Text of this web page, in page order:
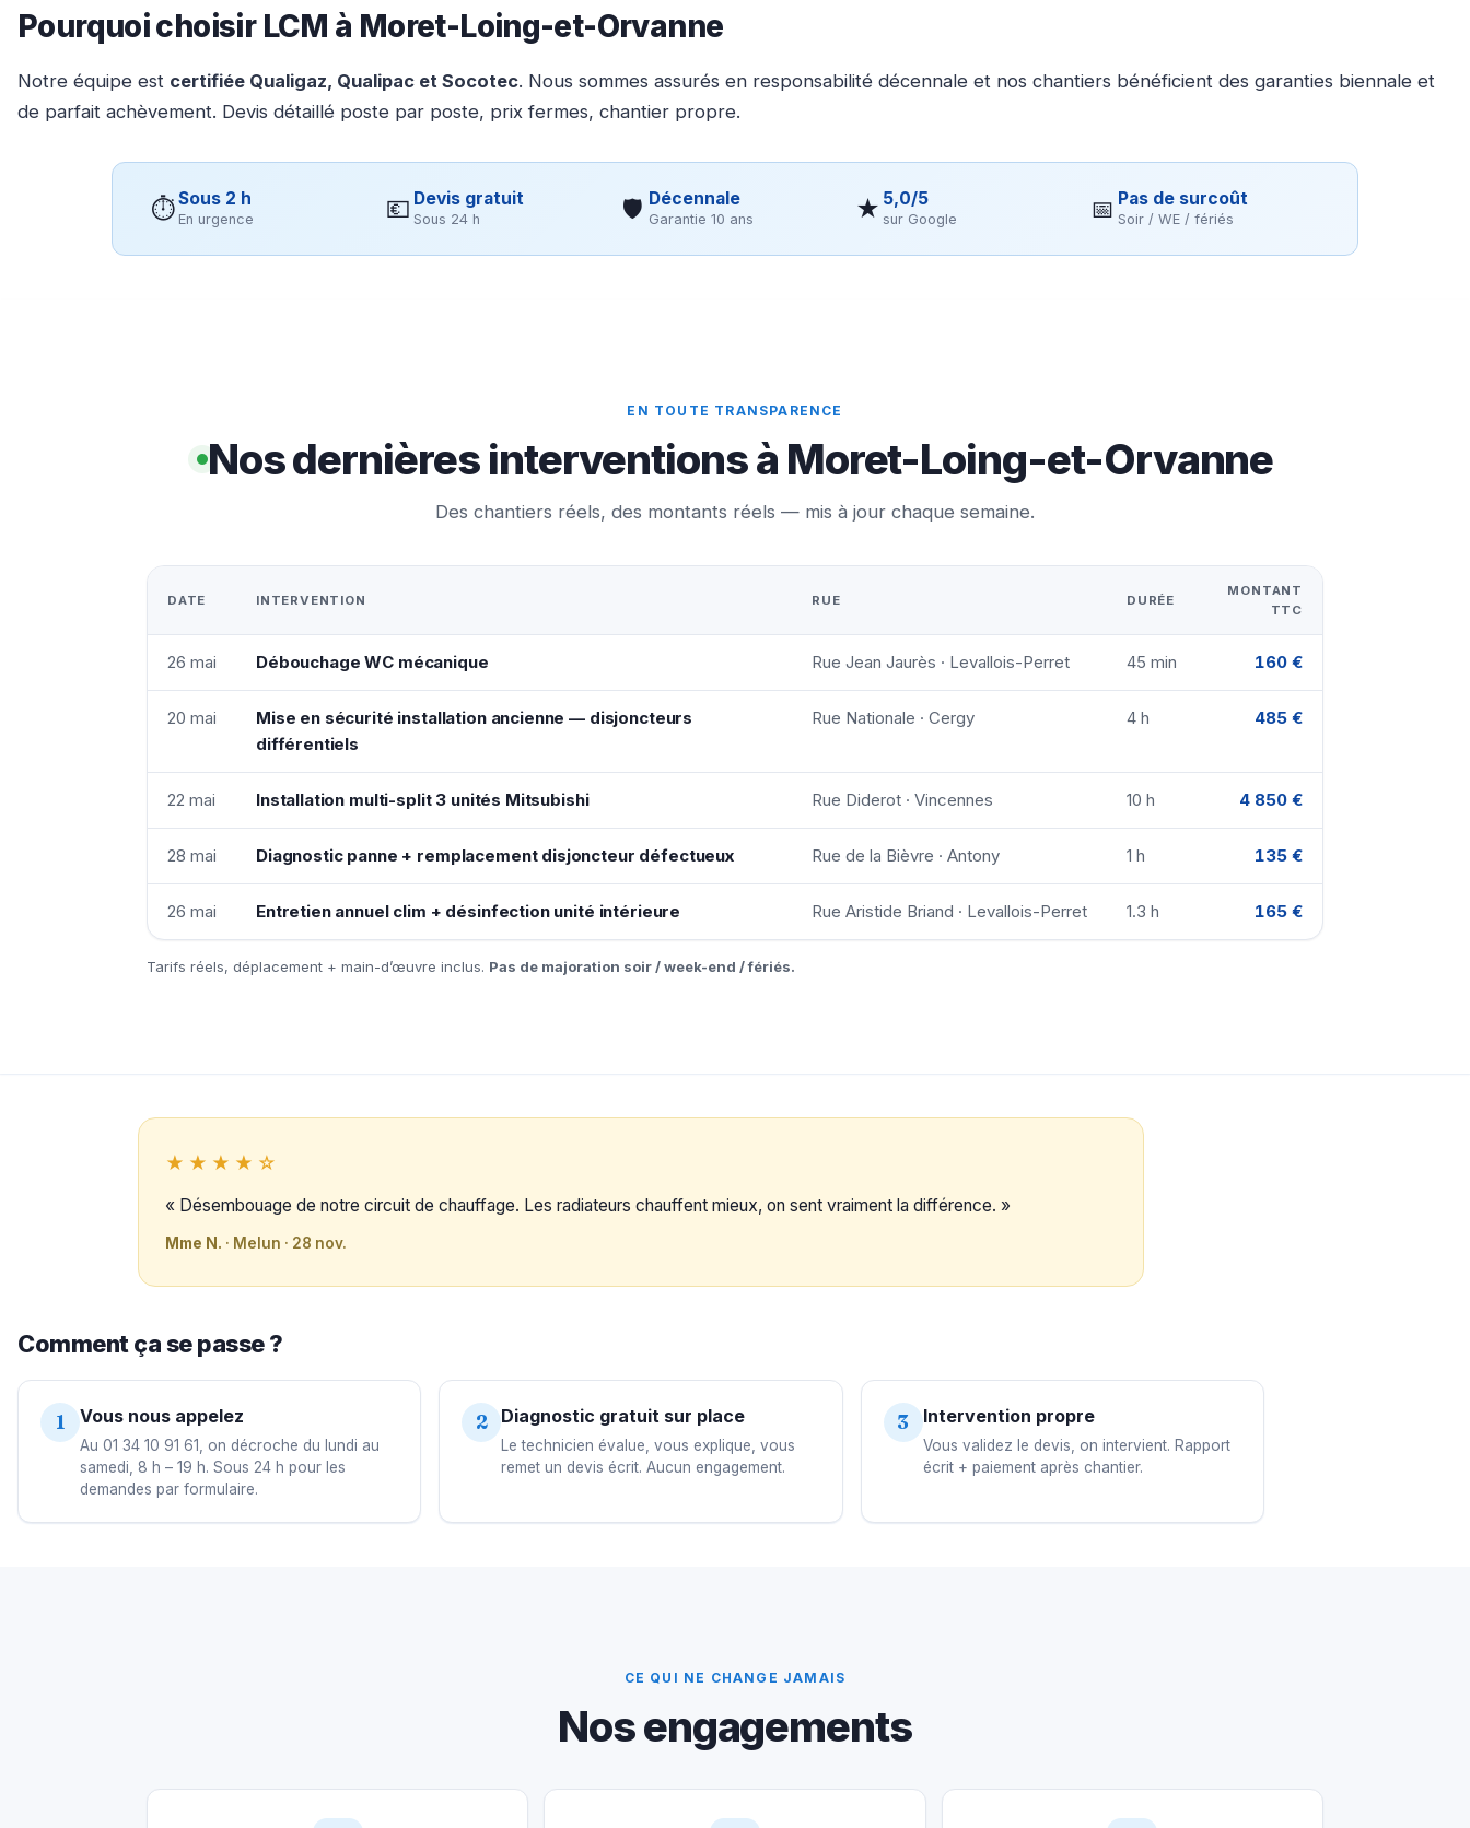
Pourquoi choisir LCM à Moret-Loing-et-Orvanne
Notre équipe est certifiée Qualigaz, Qualipac et Socotec. Nous sommes assurés en responsabilité décennale et nos chantiers bénéficient des garanties biennale et
de parfait achèvement. Devis détaillé poste par poste, prix fermes, chantier propre.
⏱Sous 2 h
En urgence 💶 Devis gratuit
Sous 24 h 🛡 Décennale
Garantie 10 ans ★ 5,0/5
sur Google 📅 Pas de surcoût
Soir / WE / fériés
EN TOUTE TRANSPARENCE
Nos dernières interventions à Moret-Loing-et-Orvanne
Des chantiers réels, des montants réels — mis à jour chaque semaine.
DATE INTERVENTION RUE DURÉE
MONTANT
TTC
26 mai Débouchage WC mécanique Rue Jean Jaurès · Levallois-Perret 45 min 160 €
20 mai
Mise en sécurité installation ancienne — disjoncteurs
différentiels
Rue Nationale · Cergy 4 h 485 €
22 mai Installation multi-split 3 unités Mitsubishi Rue Diderot · Vincennes 10 h 4 850 €
28 mai Diagnostic panne + remplacement disjoncteur défectueux Rue de la Bièvre · Antony 1 h 135 €
26 mai Entretien annuel clim + désinfection unité intérieure Rue Aristide Briand · Levallois-Perret 1.3 h 165 €
Tarifs réels, déplacement + main-d’œuvre inclus. Pas de majoration soir / week-end / fériés.
★★★★☆
« Désembouage de notre circuit de chauffage. Les radiateurs chauffent mieux, on sent vraiment la différence. »
Mme N. · Melun · 28 nov.
Comment ça se passe ?
1 Vous nous appelez
Au 01 34 10 91 61, on décroche du lundi au
samedi, 8 h – 19 h. Sous 24 h pour les
demandes par formulaire.
2 Diagnostic gratuit sur place
Le technicien évalue, vous explique, vous
remet un devis écrit. Aucun engagement.
3 Intervention propre
Vous validez le devis, on intervient. Rapport
écrit + paiement après chantier.
CE QUI NE CHANGE JAMAIS
Nos engagements